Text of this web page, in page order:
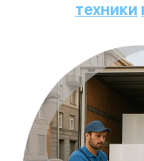
Спецтехникатехники